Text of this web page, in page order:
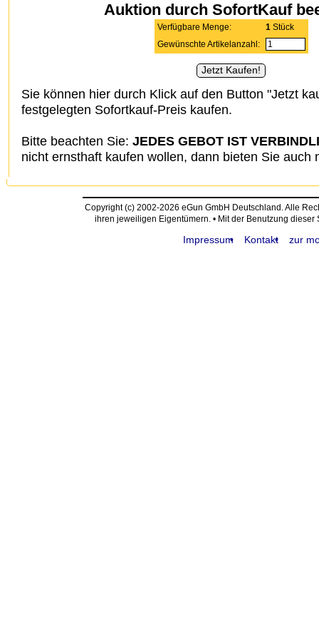
Auktion durch SofortKauf
Verfügbare Menge: 1Stück
Gewünschte Artikelanzahl:
Sie können hier durch Klick auf den Button "Jetzt
festgelegten Sofortkauf-Preis kaufen.
Bitte beachten Sie: JEDES GEBOT IST
nicht ernsthaft kaufen wollen, dann bieten Sie auch
Copyright (c) 2002-2026 eGun GmbH Deutschland. Alle
ihren jeweiligen Eigentümern. • Mit der Benutzung
Impressum Kontakt zur